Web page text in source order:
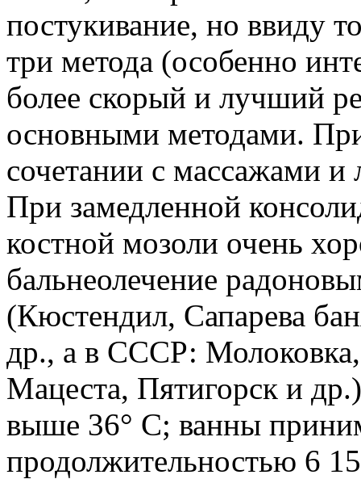
постукивание, но ввиду
три метода (особенно
более скорый и лучший
основными методами.
сочетании с массажами и
При замедленной
костной мозоли очень
бальнеолечение
(Кюстендил, Сапарева
др., а в СССР:
Мацеста, Пятигорск и
выше 36° С; ванны
продолжительностью 6